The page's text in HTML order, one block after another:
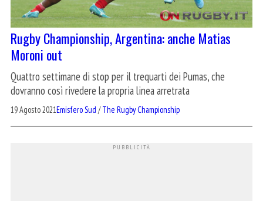
Rugby Championship, Argentina: anche Matias
Moroni out
Quattro settimane di stop per il trequarti dei Pumas, che
dovranno così rivedere la propria linea arretrata
19 Agosto 2021Emisfero Sud /The Rugby Championship